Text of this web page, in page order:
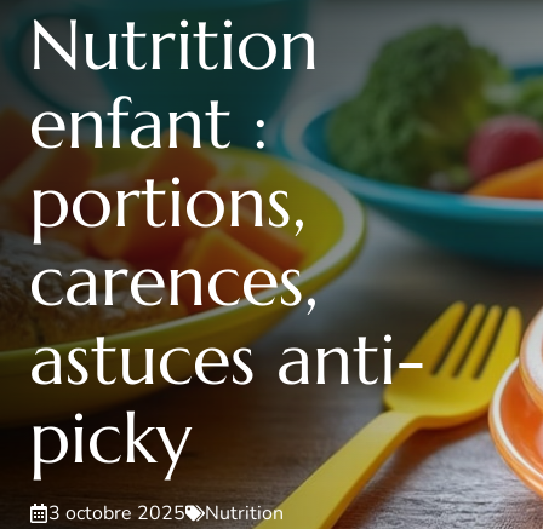
Nutrition
enfant :
portions,
carences,
astuces anti-
picky
3 octobre 2025 Nutrition